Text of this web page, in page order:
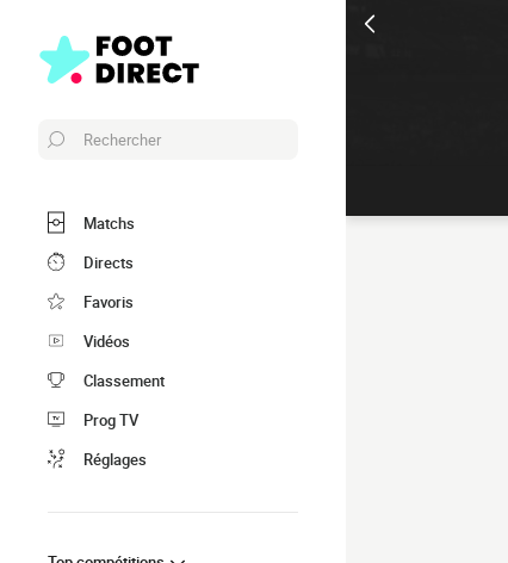
Rechercher
Matchs
Directs
Favoris
Vidéos
Classement
Prog TV
Réglages